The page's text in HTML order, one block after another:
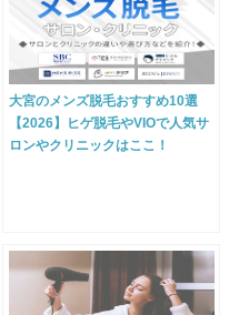
大宮のメンズ脱毛おすすめ10選
【2026】ヒゲ脱毛やVIOで人気サ
ロンやクリニックはここ！